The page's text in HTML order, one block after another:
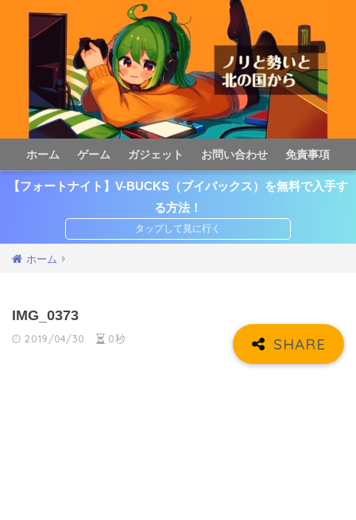
ホーム ゲーム ガジェット お問い合わせ 免責事項
【フォートナイト】V-BUCKS（ブイバックス）を無料で入手す
る方法！
ホーム
IMG_0373
2019/04/30 0秒